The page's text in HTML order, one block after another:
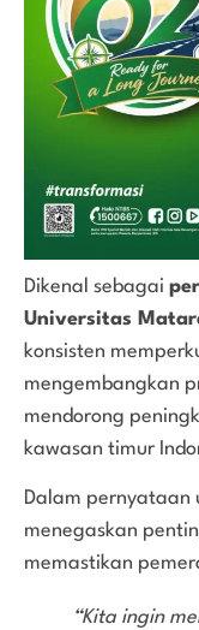
Dikenal sebagai
Universitas
konsisten
mengembangkan
mendorong
kawasan timur
Dalam pernyataan
menegaskan
memastikan
“Kita ingin